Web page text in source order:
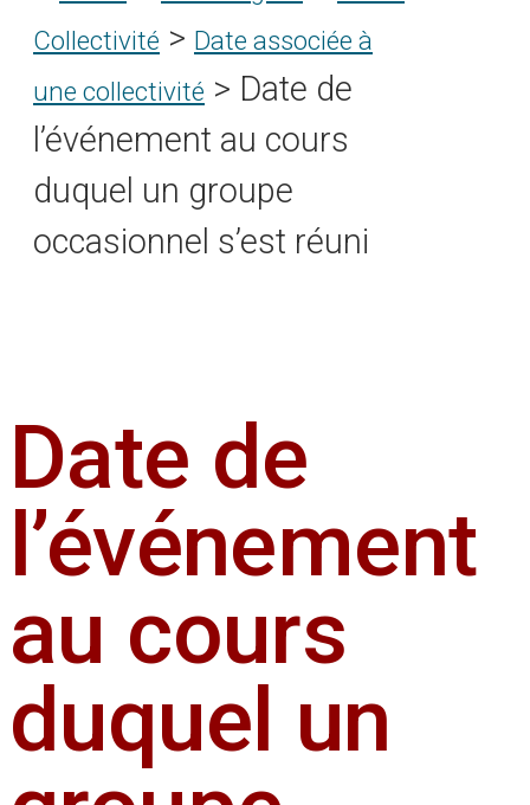
Collectivité > Date associée à
une collectivité > Date de
l’événement au cours
duquel un groupe
occasionnel s’est réuni
Date de
l’événement
au cours
duquel un